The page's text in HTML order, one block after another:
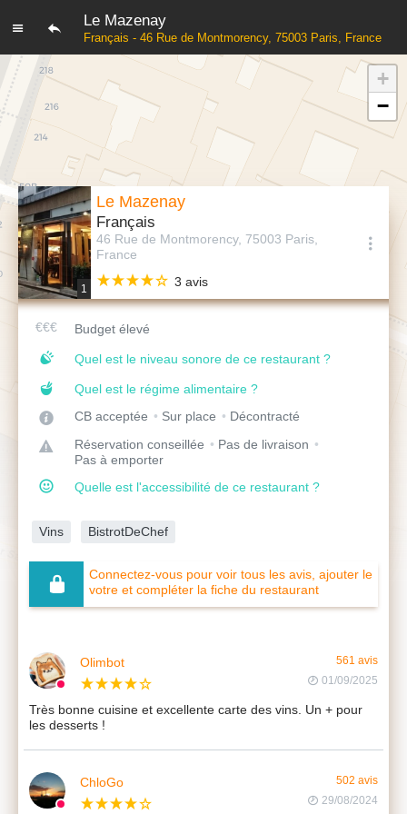
Le Mazenay
Français - 46 Rue de Montmorency, 75003 Paris, France
1
Le Mazenay
Français
46 Rue de Montmorency, 75003 Paris,
France
3 avis
Budget élevé
Quel est le niveau sonore de ce restaurant ?
Quel est le régime alimentaire ?
CB acceptée
Sur place
Décontracté
Réservation conseillée
Pas de livraison
Pas à emporter
Quelle est l'accessibilité de ce restaurant ?
Vins BistrotDeChef
Connectez-vous pour voir tous les avis, ajouter le
votre et compléter la fiche du restaurant
Olimbot
561 avis
01/09/2025
Très bonne cuisine et excellente carte des vins. Un + pour
les desserts !
ChloGo
502 avis
29/08/2024
+
−